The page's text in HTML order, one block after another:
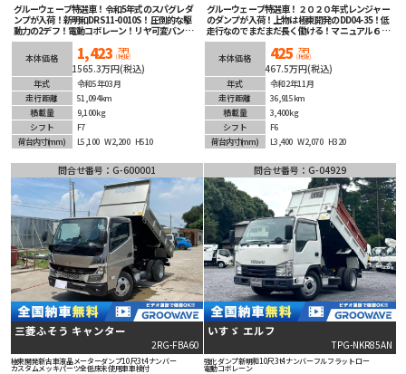
グルーウェーブ特選車！令和5年式のスパグレダ
ンプが入荷！新明和DRS11-0010S！圧倒的な駆
動力の2デフ！電動コボレーン！リヤ可変バンパ
ー！メッキパーツ多数装着済！7速マニュアル！
LEDヘッドライト！ETC＆バックカメラも装着
済！安全装備も充実です！
本体価格 1,423 万円
(税抜)
1565.3万円(税込)
年式
令和5年03月
走行距離
51,094km
積載量
9,100kg
シフト
F7
荷台内寸(mm) L5,100 W2,200 H510
グルーウェーブ特選車！２０２０年式レンジャー
のダンプが入荷！上物は極東開発のDD04-35！低
走行なのでまだまだ長く働ける！マニュアル６速
で臨機応変なアクセルが可能！安全装備充実！
ETC車載器も装着済み！コスパ最強の１台！
本体価格 425 万円
(税抜)
467.5万円(税込)
年式
令和2年11月
走行距離
36,915km
積載量
3,400kg
シフト
F6
荷台内寸(mm) L3,400 W2,070 H320
問合せ番号：G-600001
三菱ふそう キャンター
2RG-FBA60
極東開発新古車液晶メーターダンプ10尺3t4ナンバー
カスタムメッキパーツ全低床未使用車車検付
問合せ番号：G-04929
いすゞ エルフ
TPG-NKR85AN
強化ダンプ新明和10尺3t4ナンバーフルフラットロー
電動コボレーン